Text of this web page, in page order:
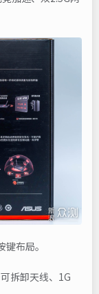
布局。
拆卸天线、1G